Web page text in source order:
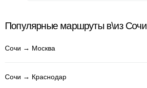
Популярные маршруты в\из Сочи
Сочи → Москва
Сочи → Краснодар